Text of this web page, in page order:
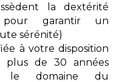
la dextérité
pour garantir un
sérénité)
à votre disposition
plus de 30 années
le domaine du